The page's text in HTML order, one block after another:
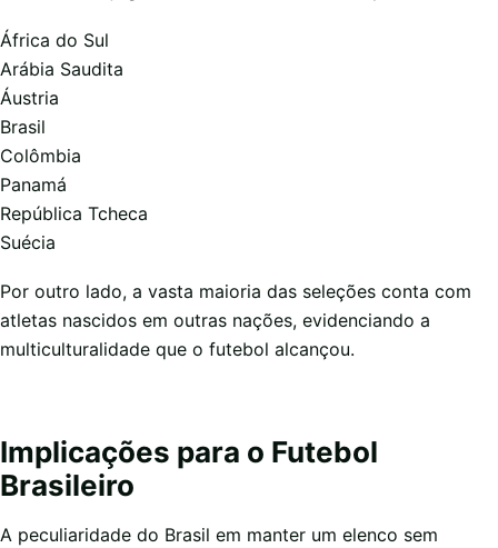
África do Sul
Arábia Saudita
Áustria
Brasil
Colômbia
Panamá
República Tcheca
Suécia
Por outro lado, a vasta maioria das seleções conta com
atletas nascidos em outras nações, evidenciando a
multiculturalidade que o futebol alcançou.
Implicações para o Futebol
Brasileiro
A peculiaridade do Brasil em manter um elenco sem